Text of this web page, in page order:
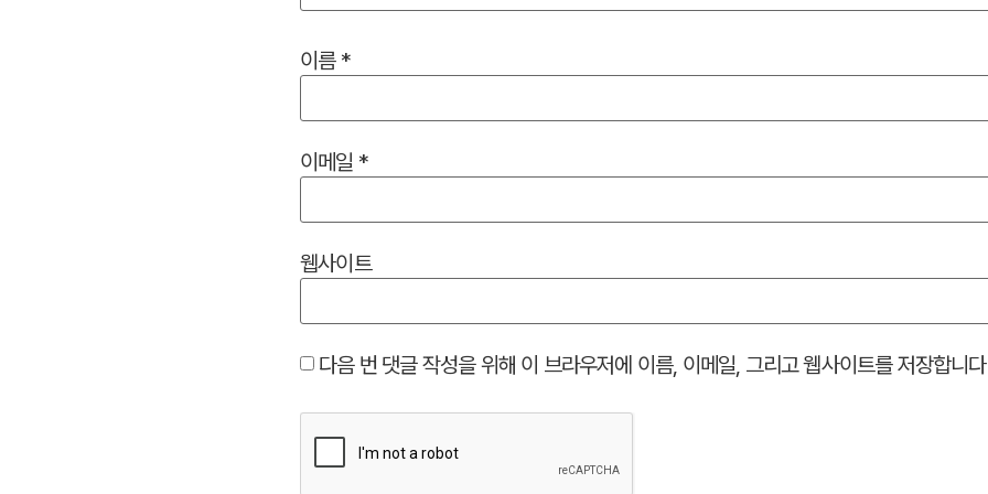
이름 *
이메일 *
웹사이트
다음 번 댓글 작성을 위해 이 브라우저에 이름, 이메일, 그리고 웹사이트를 저장합니